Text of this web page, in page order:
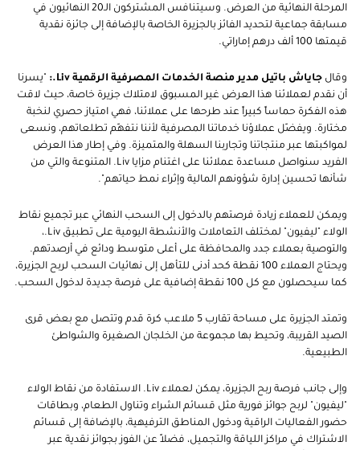
المرحلة النهائية من العرض. وسيتنافس المشتركون الـ20 النهائيون في
مسابقة جماعية لتحديد الفائز بالجزيرة الخاصة بالإضافة إلى جائزة نقدية
قيمتها 100 ألف درهم إماراتي.
وقال جاياش باتيل مدير منصة الخدمات المصرفية الرقمية Liv.:
"يسرنا
أن نقدم لعملائنا هذا العرض غير المسبوق لامتلاك جزيرة خاصة، حيث لاقت
هذه الفكرة حماساً كبيراً عند طرحها على عملائنا، فهي امتياز حصري لنخبة
مختارة. ويفضّل عملاؤنا خدماتنا المصرفية لأننا نتفهّم تطلعاتهم، ونسعى
لمواكبتها عبر منتجاتنا وتجاربنا السهلة والمتميزة. وفي إطار هذا العرض
الفريد سنواصل مساعدة عملائنا على اغتنام مزايا Liv. المتنوعة والتي من
شأنها تحسين إدارة شؤونهم المالية وإثراء نمط حياتهم".
ويمكن للعملاء زيادة فرصتهم بالدخول إلى السحب النهائي عبر تجميع نقاط
الولاء "ليفيون" لمختلف التعاملات والأنشطة اليومية على تطبيق Liv.،
والتوصية بعملاء جدد والمحافظة على أعلى متوسط ودائع في أرصدتهم.
ويحتاج العملاء 100 نقطة كحد أدنى للتأهل إلى نهائيات السحب لربح الجزيرة،
كما سيحصلون مع كل 100 نقطة إضافية على فرصة جديدة لدخول السحب.
وتمتد الجزيرة على مساحة تقارب 5 ملاعب كرة قدم وتتصل مع بعض قرى
الصيد القريبة، وتحيط بها مجموعة من الخلجان الصغيرة والشواطئ
الطبيعية.
وإلى جانب فرصة ربح الجزيرة، يمكن لعملاء Liv. الاستفادة من نقاط الولاء
"ليفيون" لربح جوائز فورية مثل قسائم الشراء وتناول الطعام، وبطاقات
حضور الفعاليات الراقية ودخول المناطق الترفيهية، بالإضافة إلى قسائم
الاشتراك في مراكز اللياقة والتجميل، فضلاً عن الفوز بجوائز نقدية عبر